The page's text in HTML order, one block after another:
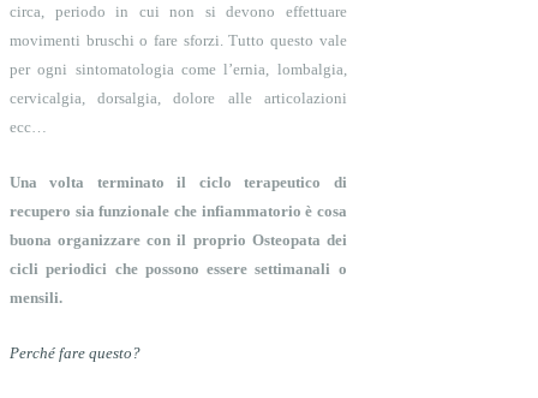
circa, periodo in cui non si devono effettuare
movimenti bruschi o fare sforzi. Tutto questo vale
per ogni sintomatologia come l’ernia, lombalgia,
cervicalgia, dorsalgia, dolore alle articolazioni
ecc…
Una volta terminato il ciclo terapeutico di
recupero sia funzionale che infiammatorio è cosa
buona organizzare con il proprio Osteopata dei
cicli periodici che possono essere settimanali o
mensili.
Perché fare questo?